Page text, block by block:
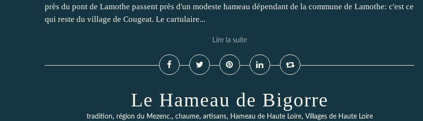
près du pont de Lamothe passent près d'un modeste hameau dépendant de la commune de Lamothe: c'est ce
qui reste du village de Cougeat. Le cartulaire...
Lire la suite
Le Hameau de Bigorre
tradition, région du Mezenc., chaume, artisans, Hameau de Haute Loire, Villages de Haute Loire